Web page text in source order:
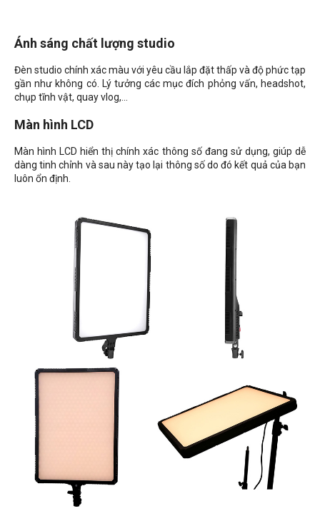
Ánh sáng chất lượng studio
Đèn studio chính xác màu với yêu cầu lắp đặt thấp và độ phức tạp
gần như không có. Lý tưởng các mục đích phỏng vấn, headshot,
chụp tĩnh vật, quay vlog,...
Màn hình LCD
Màn hình LCD hiển thị chính xác thông số đang sử dụng, giúp dễ
dàng tinh chỉnh và sau này tạo lại thông số do đó kết quả của bạn
luôn ổn định.